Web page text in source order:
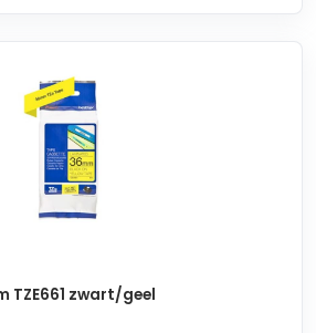
TZE661 zwart/geel